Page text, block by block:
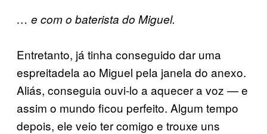
… e com o baterista do Miguel.
Entretanto, já tinha conseguido dar uma
espreitadela ao Miguel pela janela do anexo.
Aliás, conseguia ouvi-lo a aquecer a voz — e
assim o mundo ficou perfeito. Algum tempo
depois, ele veio ter comigo e trouxe uns